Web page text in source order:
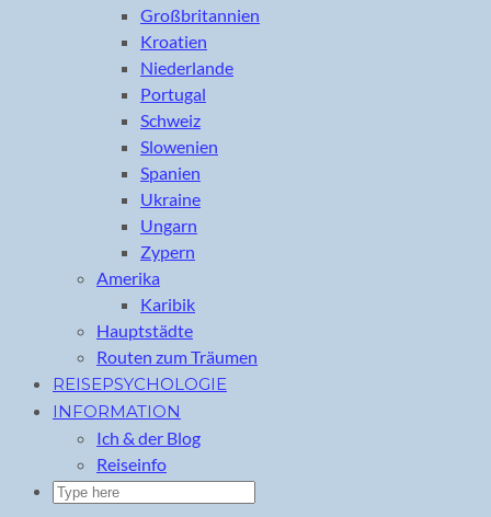
Großbritannien
Kroatien
Niederlande
Portugal
Schweiz
Slowenien
Spanien
Ukraine
Ungarn
Zypern
Amerika
Karibik
Hauptstädte
Routen zum Träumen
REISEPSYCHOLOGIE
INFORMATION
Ich & der Blog
Reiseinfo